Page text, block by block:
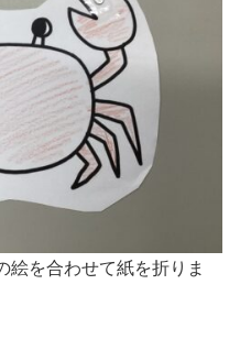
絵を合わせて紙を折りま